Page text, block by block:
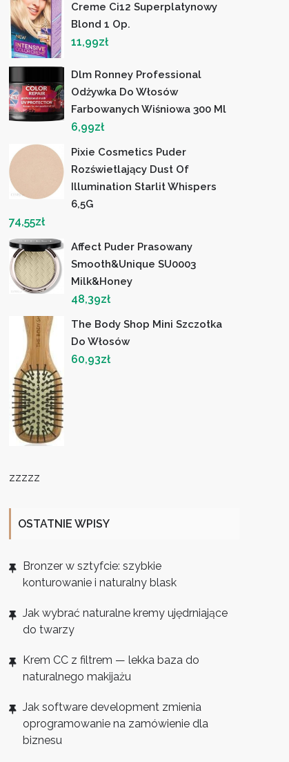
Creme Ci12 Superplatynowy
Blond 1 Op.
11,99zł
Dlm Ronney Professional
Odżywka Do Włosów
Farbowanych Wiśniowa 300 Ml
6,99zł
Pixie Cosmetics Puder
Rozświetlający Dust Of
Illumination Starlit Whispers
6,5G
74,55zł
Affect Puder Prasowany
Smooth&Unique SU0003
Milk&Honey
48,39zł
The Body Shop Mini Szczotka
Do Włosów
60,93zł
zzzzz
OSTATNIE WPISY
Bronzer w sztyfcie: szybkie
konturowanie i naturalny blask
Jak wybrać naturalne kremy ujędrniające
do twarzy
Krem CC z filtrem — lekka baza do
naturalnego makijażu
Jak software development zmienia
oprogramowanie na zamówienie dla
biznesu